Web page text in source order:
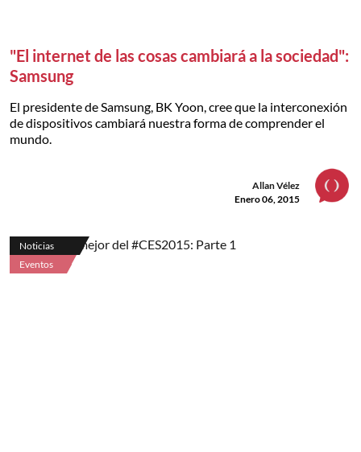
"El internet de las cosas cambiará a la sociedad":
Samsung
El presidente de Samsung, BK Yoon, cree que la interconexión
de dispositivos cambiará nuestra forma de comprender el
mundo.
Allan Vélez
Enero 06, 2015
Noticias
Eventos